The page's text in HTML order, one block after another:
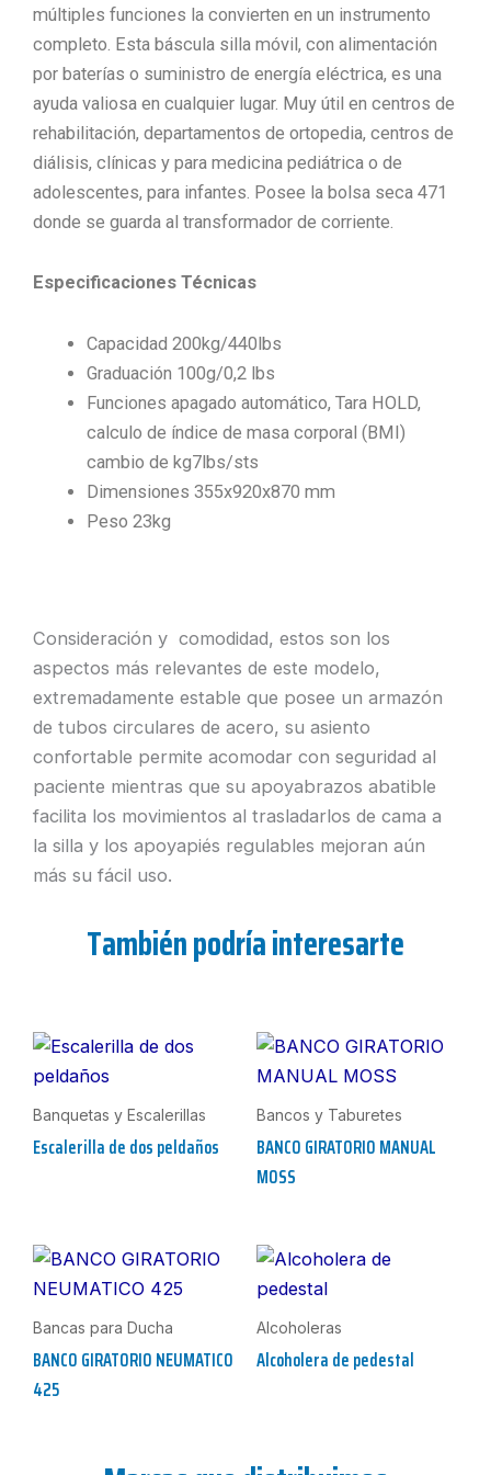
múltiples funciones la convierten en un instrumento
completo. Esta báscula silla móvil, con alimentación
por baterías o suministro de energía eléctrica, es una
ayuda valiosa en cualquier lugar. Muy útil en centros de
rehabilitación, departamentos de ortopedia, centros de
diálisis, clínicas y para medicina pediátrica o de
adolescentes, para infantes. Posee la bolsa seca 471
donde se guarda al transformador de corriente.
Especificaciones Técnicas
Capacidad 200kg/440lbs
Graduación 100g/0,2 lbs
Funciones apagado automático, Tara HOLD,
calculo de índice de masa corporal (BMI)
cambio de kg7lbs/sts
Dimensiones 355x920x870 mm
Peso 23kg
Consideración y comodidad, estos son los
aspectos más relevantes de este modelo,
extremadamente estable que posee un armazón
de tubos circulares de acero, su asiento
confortable permite acomodar con seguridad al
paciente mientras que su apoyabrazos abatible
facilita los movimientos al trasladarlos de cama a
la silla y los apoyapiés regulables mejoran aún
más su fácil uso.
También podría interesarte
Banquetas y Escalerillas
Escalerilla de dos peldaños
Bancos y Taburetes
BANCO GIRATORIO MANUAL
MOSS
Bancas para Ducha
BANCO GIRATORIO NEUMATICO
425
Alcoholeras
Alcoholera de pedestal